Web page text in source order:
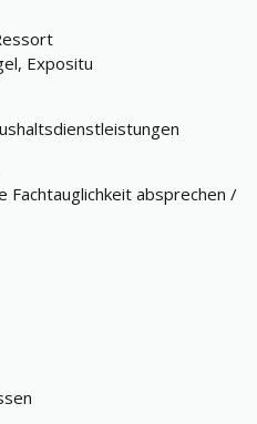
Expositu
Fachtauglichkeit absprechen /